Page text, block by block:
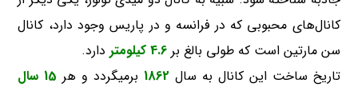
کانال‌های محبوبی که در فرانسه و در پاریس وجود دارد، کانال
سن مارتین است که طولی بالغ بر4.6 کیلومتر
دارد.
تاریخ ساخت این کانال به سال 1862 برمیگردد و هر 15 سال